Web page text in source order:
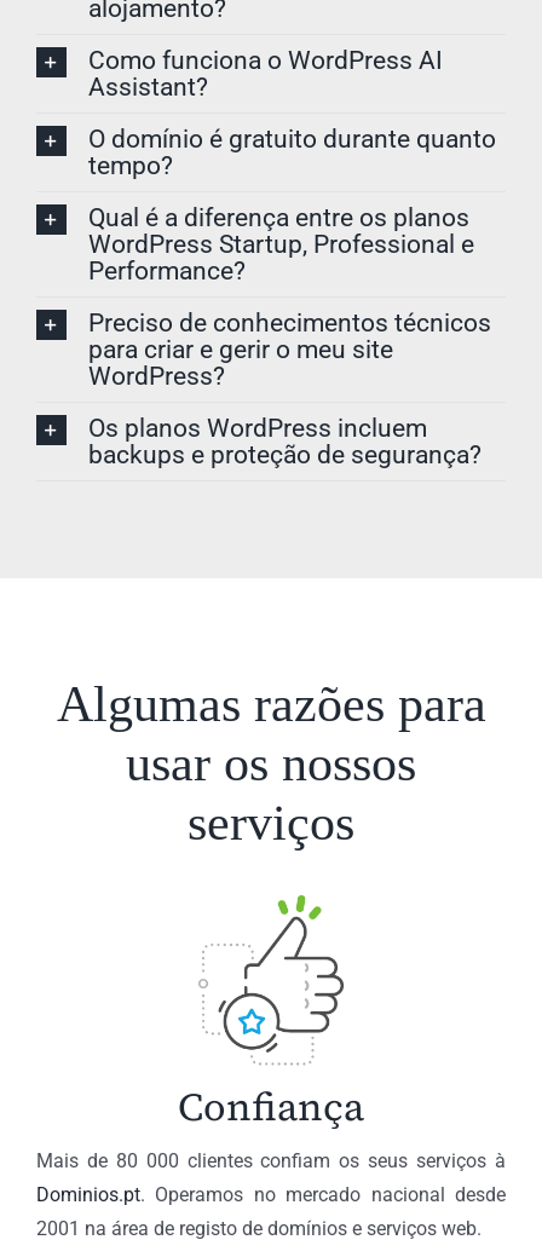
alojamento?
Como funciona o WordPress AI
Assistant?
O domínio é gratuito durante quanto
tempo?
Qual é a diferença entre os planos
WordPress Startup, Professional e
Performance?
Preciso de conhecimentos técnicos
para criar e gerir o meu site
WordPress?
Os planos WordPress incluem
backups e proteção de segurança?
Algumas razões para
usar os nossos
serviços
Confiança
Mais de 80 000 clientes confiam os seus serviços à
Dominios.pt. Operamos no mercado nacional desde
2001 na área de registo de domínios e serviços web.